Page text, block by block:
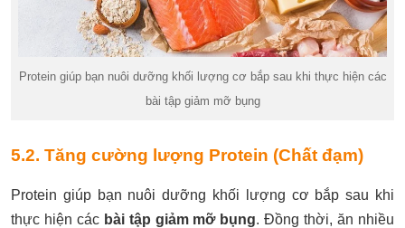
Protein giúp bạn nuôi dưỡng khối lượng cơ bắp sau khi thực hiện các
bài tập giảm mỡ bụng
5.2. Tăng cường lượng Protein (Chất đạm)
Protein giúp bạn nuôi dưỡng khối lượng cơ bắp sau khi
thực hiện các bài tập giảm mỡ bụng. Đồng thời, ăn nhiều